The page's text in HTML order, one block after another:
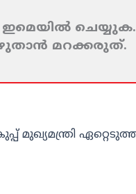
ചെയ്യുക.
മറക്കരുത്‌.